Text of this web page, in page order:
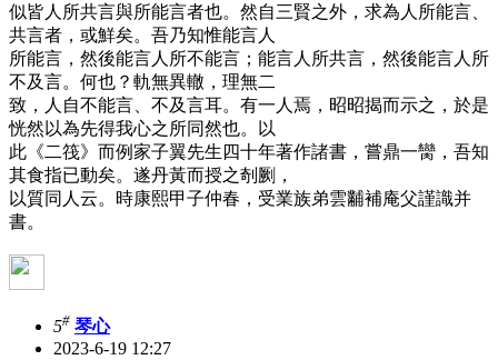
似皆人所共言與所能言者也。然自三賢之外，求為人所能言、
共言者，或鮮矣。吾乃知惟能言人
所能言，然後能言人所不能言；能言人所共言，然後能言人所
不及言。何也？軌無異轍，理無二
致，人自不能言、不及言耳。有一人焉，昭昭揭而示之，於是
恍然以為先得我心之所同然也。以
此《二筏》而例家子翼先生四十年著作諸書，嘗鼎一臠，吾知
其食指已動矣。遂丹黃而授之剞劂，
以質同人云。時康熙甲子仲春，受業族弟雲黼補庵父謹識并
書。
5# 琴心
2023-6-19 12:27